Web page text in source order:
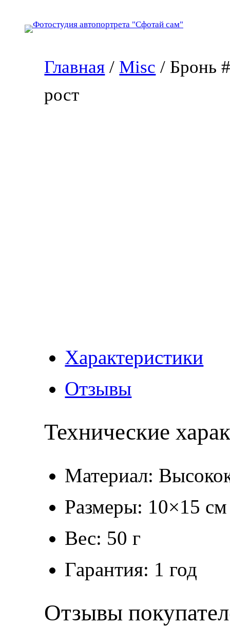
Главная / Misc / Бронь
рост
Характеристики
Отзывы
Технические
Материал:
Размеры: 10×15 см
Вес: 50 г
Гарантия: 1 год
Отзывы